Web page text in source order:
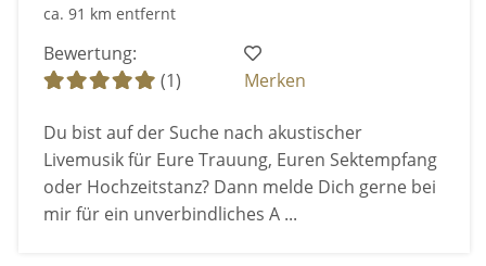
ca. 91 km entfernt
Bewertung:
(1)
Merken
Du bist auf der Suche nach akustischer
Livemusik für Eure Trauung, Euren Sektempfang
oder Hochzeitstanz? Dann melde Dich gerne bei
mir für ein unverbindliches A ...